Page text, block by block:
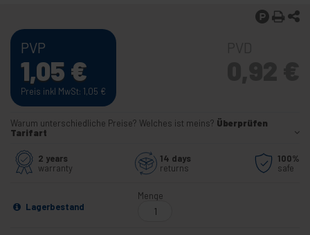
PVP
1,05 €
Preis inkl MwSt: 1,05 €
Warum unterschiedliche Preise? Welches ist meins? Überprüfen
Tarifart
2 years
warranty
14 days
returns
100%
safe
Lagerbestand
Menge